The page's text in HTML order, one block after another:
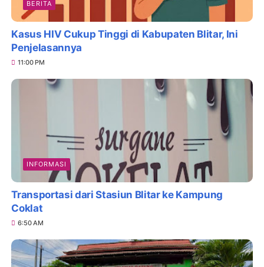
BERITA
Kasus HIV Cukup Tinggi di Kabupaten Blitar, Ini
Penjelasannya
11:00 PM
INFORMASI
Transportasi dari Stasiun Blitar ke Kampung
Coklat
6:50 AM